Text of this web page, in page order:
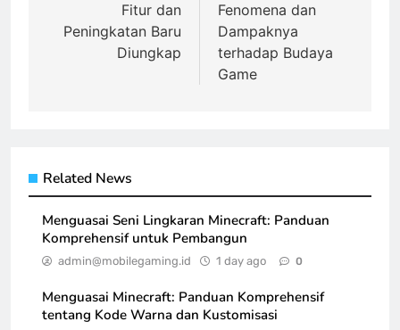
Fitur dan
Peningkatan Baru
Diungkap
Fenomena dan
Dampaknya
terhadap Budaya
Game
Related News
Menguasai Seni Lingkaran Minecraft: Panduan
Komprehensif untuk Pembangun
admin@mobilegaming.id 1 day ago 0
Menguasai Minecraft: Panduan Komprehensif
tentang Kode Warna dan Kustomisasi